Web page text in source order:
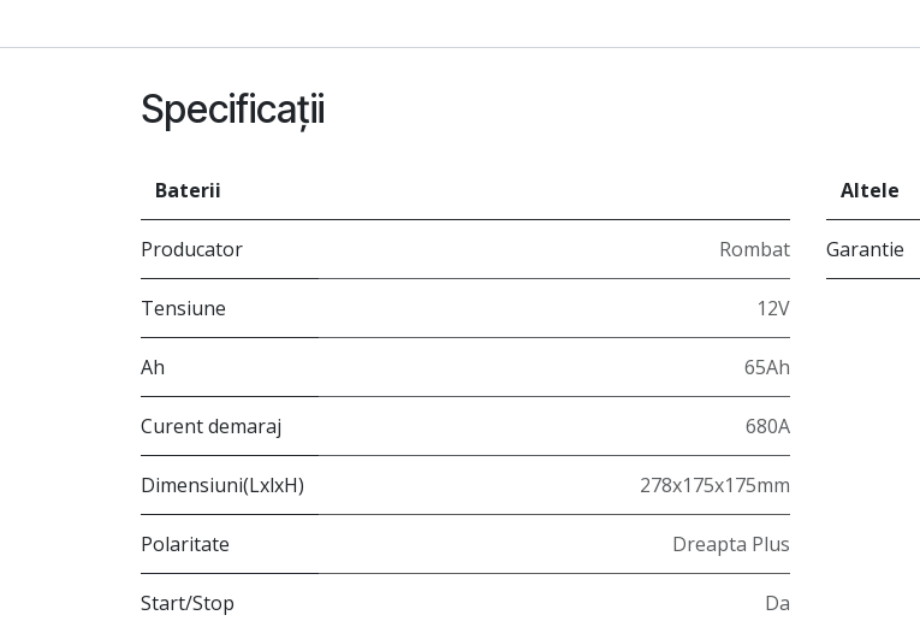
Specificații
Baterii
Producator Rombat
Tensiune 12V
Ah 65Ah
Curent demaraj 680A
Dimensiuni(LxlxH) 278x175x175mm
Polaritate Dreapta Plus
Start/Stop Da
Altele
Garantie